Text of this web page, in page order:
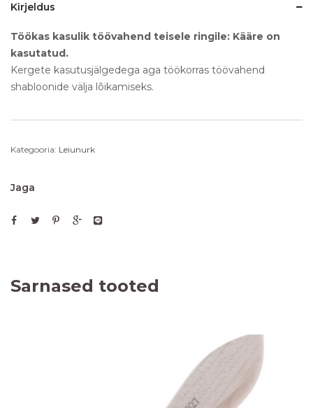
Kirjeldus
Töökas kasulik töövahend teisele ringile: Kääre on
kasutatud.
Kergete kasutusjälgedega aga töökorras töövahend
shabloonide välja lõikamiseks.
Kategooria: Leiunurk
Jaga
Sarnased tooted